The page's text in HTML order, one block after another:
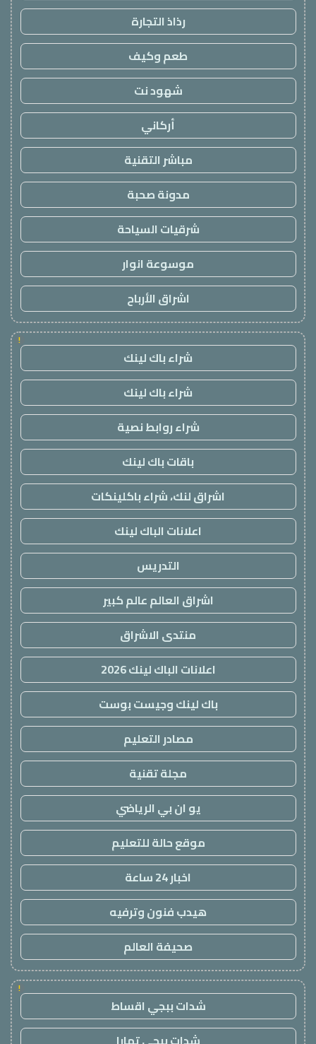
رذاذ التجارة
طعم وكيف
شهود نت
أركاني
مباشر التقنية
مدونة صحبة
شرقيات السياحة
موسوعة انوار
اشراق الأرباح
!
شراء باك لينك
شراء باك لينك
شراء روابط نصية
باقات باك لينك
اشراق لنك، شراء باكلينكات
اعلانات الباك لينك
التدريس
اشراق العالم عالم كبير
منتدى الاشراق
اعلانات الباك لينك 2026
باك لينك وجيست بوست
مصادر التعليم
مجلة تقنية
يو ان بي الرياضي
موقع حالة للتعليم
اخبار 24 ساعة
هيدب فنون وترفيه
صحيفة العالم
!
شدات ببجي اقساط